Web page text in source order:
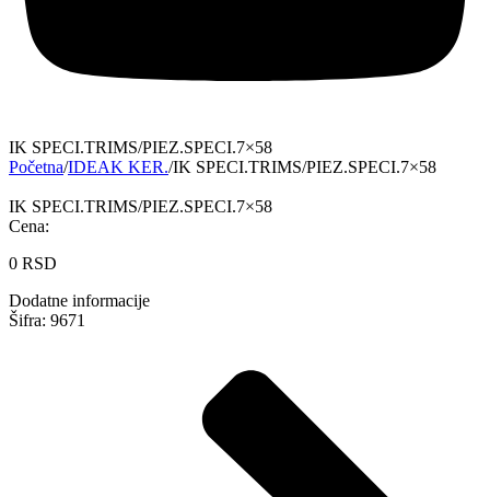
IK SPECI.TRIMS/PIEZ.SPECI.7×58
Početna/IDEAK KER./IK SPECI.TRIMS/PIEZ.SPECI.7×58
IK SPECI.TRIMS/PIEZ.SPECI.7×58
Cena:
0 RSD
Dodatne informacije
Šifra: 9671